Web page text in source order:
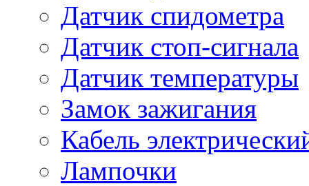
Датчик спидометра
Датчик стоп-сигнала
Датчик температуры
Замок зажигания
Кабель
Лампочки